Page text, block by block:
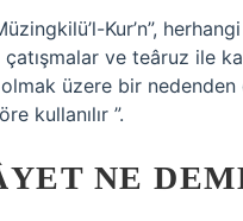
Kur’n”,
ve teâruz ile
üzere bir nedenden
kullanılır ”.
NE